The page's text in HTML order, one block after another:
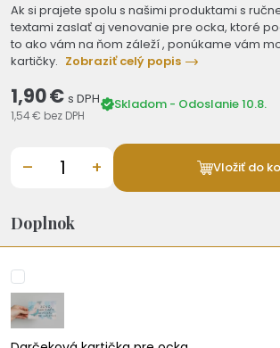
Ak si prajete spolu s našimi produktami s
textami zaslať aj venovanie pre ocka, ktoré
to ako vám na ňom záleží , ponúkame vám
kartičky. Zobraziť celý popis
1,90 € s DPH
1,54 € bez DPH
Skladom - Odoslanie 10.8.
– + Vložiť do
Doplnok